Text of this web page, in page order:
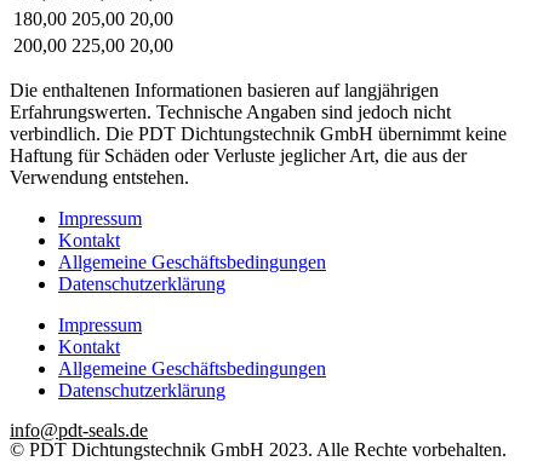
180,00 205,00 20,00
200,00 225,00 20,00
Die enthaltenen Informationen basieren auf langjährigen
Erfahrungswerten. Technische Angaben sind jedoch nicht
verbindlich. Die PDT Dichtungstechnik GmbH übernimmt keine
Haftung für Schäden oder Verluste jeglicher Art, die aus der
Verwendung entstehen.
Impressum
Kontakt
Allgemeine Geschäftsbedingungen
Datenschutzerklärung
Impressum
Kontakt
Allgemeine Geschäftsbedingungen
Datenschutzerklärung
info@pdt-seals.de
© PDT Dichtungstechnik GmbH 2023. Alle Rechte vorbehalten.